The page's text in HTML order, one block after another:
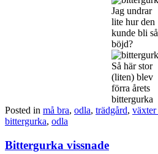
Jag undrar
lite hur den
kunde bli så
böjd?
Så här stor
(liten) blev
förra årets
bittergurka
Posted in må bra, odla, trädgård, växter
bittergurka, odla
Bittergurka vissnade